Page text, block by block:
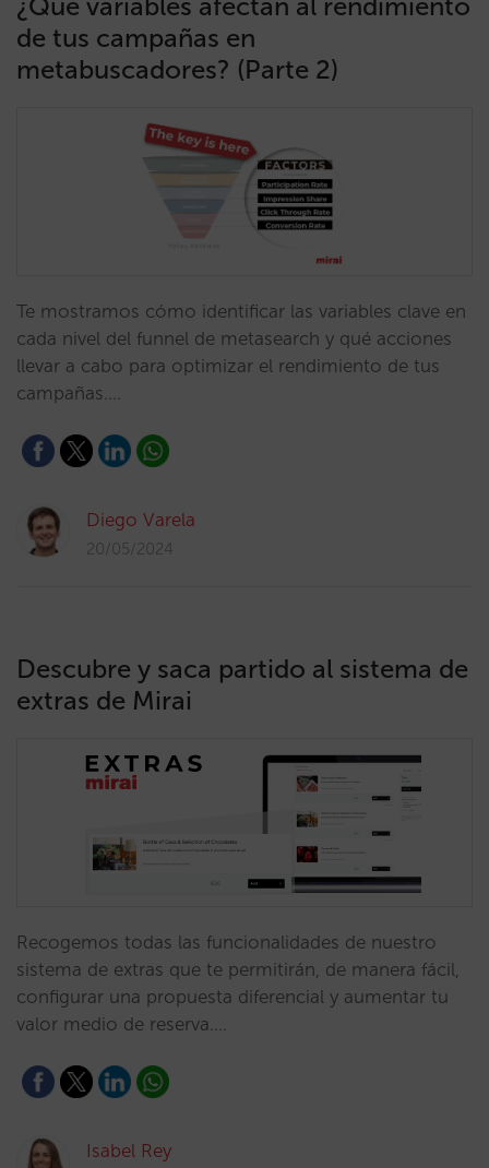
de tus campañas en
metabuscadores? (Parte 2)
Te mostramos cómo identificar las variables clave en
cada nivel del funnel de metasearch y qué acciones
llevar a cabo para optimizar el rendimiento de tus
campañas.…
Diego Varela
20/05/2024
Descubre y saca partido al sistema de
extras de Mirai
Recogemos todas las funcionalidades de nuestro
sistema de extras que te permitirán, de manera fácil,
configurar una propuesta diferencial y aumentar tu
valor medio de reserva.…
Isabel Rey